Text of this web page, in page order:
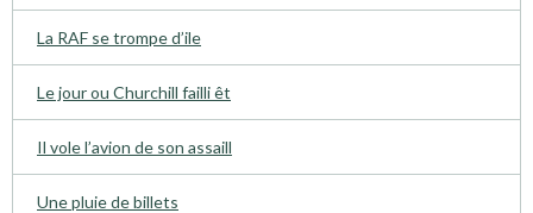
La RAF se trompe d’ile
Le jour ou Churchill failli êt
Il vole l’avion de son assaill
Une pluie de billets